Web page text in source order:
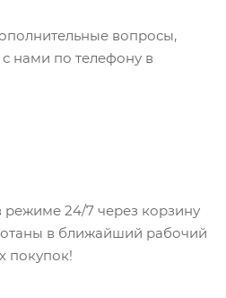
вопросы,
нами по телефону в
24/7 через корзину
в ближайший рабочий
покупок!